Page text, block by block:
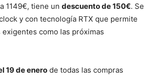
1149€, tiene un descuento de 150€. Se
y con tecnología RTX que permite
como las próximas
19 de enero de todas las compras